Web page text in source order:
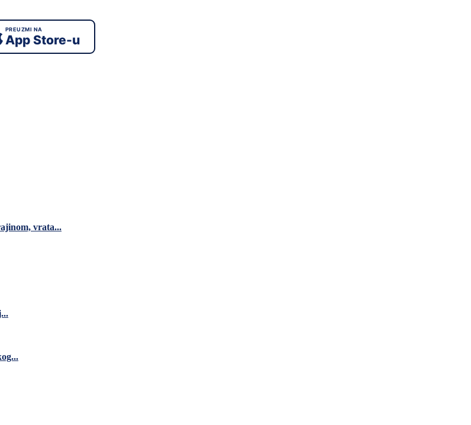
PREUZMI NA
App Store-u
vrata...